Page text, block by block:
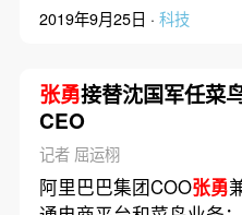
2019年9月25日 · 科技
张勇接替沈国军任菜
CEO
记者 屈运栩
阿里巴巴集团COO张勇